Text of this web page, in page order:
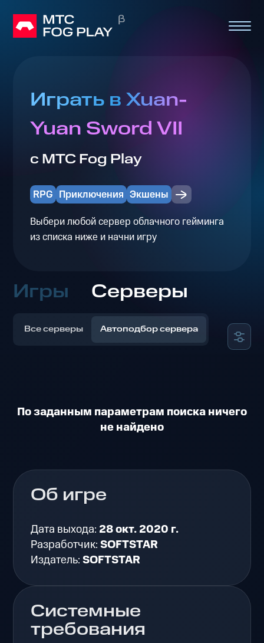
Играть в Xuan-
Yuan Sword VII
с МТС Fog Play
RPG Приключения Экшены
Выбери любой сервер облачного гейминга
из списка ниже и начни игру
Игры Серверы
Все серверы Автоподбор сервера
По заданным параметрам поиска ничего
не найдено
Об игре
Дата выхода: 28 окт. 2020 г.
Разработчик:SOFTSTAR
Издатель:SOFTSTAR
Системные
требования